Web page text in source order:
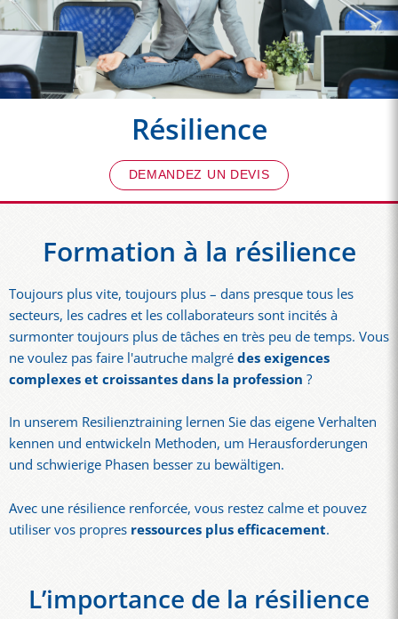
Résilience
DEMANDEZ UN DEVIS
Formation à la résilience
Toujours plus vite, toujours plus – dans presque tous les
secteurs, les cadres et les collaborateurs sont incités à
surmonter toujours plus de tâches en très peu de temps. Vous
ne voulez pas faire l'autruche malgrédes exigences
complexes et croissantes dans la profession ?
In unserem Resilienztraining lernen Sie das eigene Verhalten
kennen und entwickeln Methoden, um Herausforderungen
und schwierige Phasen besser zu bewältigen.
Avec une résilience renforcée, vous restez calme et pouvez
utiliser vos propres ressources plus efficacement.
L’importance de la résilience